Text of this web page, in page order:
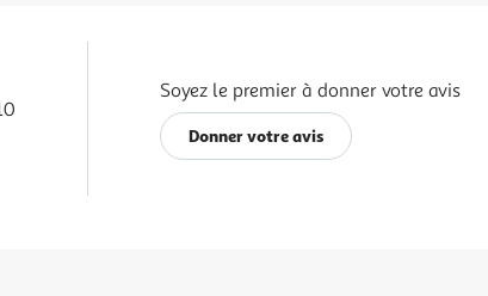
Soyez le premier à donner votre avis
Donner votre avis